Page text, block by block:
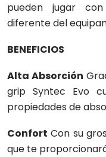
pueden jugar
diferente del
BENEFICIOS
Alta Absorción
grip Syntec Evo
propiedades de
Confort Con su
que te